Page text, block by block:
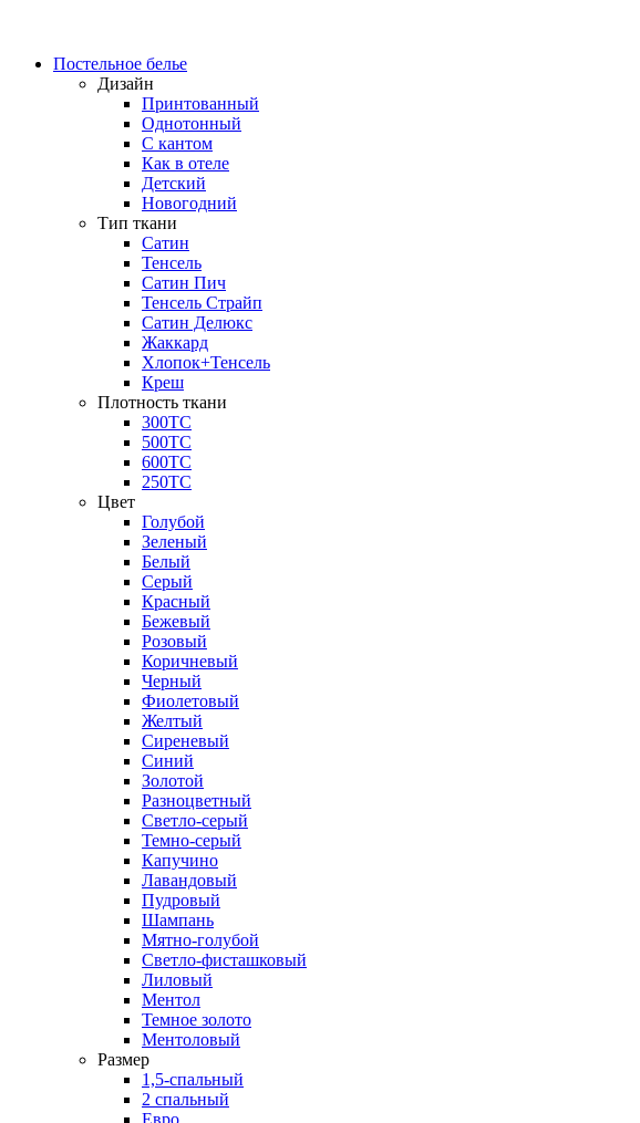
Постельное белье
Дизайн
Принтованный
Однотонный
С кантом
Как в отеле
Детский
Новогодний
Тип ткани
Сатин
Тенсель
Сатин Пич
Тенсель Страйп
Сатин Делюкс
Жаккард
Хлопок+Тенсель
Креш
Плотность ткани
300ТС
500ТС
600ТС
250ТС
Цвет
Голубой
Зеленый
Белый
Серый
Красный
Бежевый
Розовый
Коричневый
Черный
Фиолетовый
Желтый
Сиреневый
Синий
Золотой
Разноцветный
Светло-серый
Темно-серый
Капучино
Лавандовый
Пудровый
Шампань
Мятно-голубой
Светло-фисташковый
Лиловый
Ментол
Темное золото
Ментоловый
Размер
1,5-спальный
2 спальный